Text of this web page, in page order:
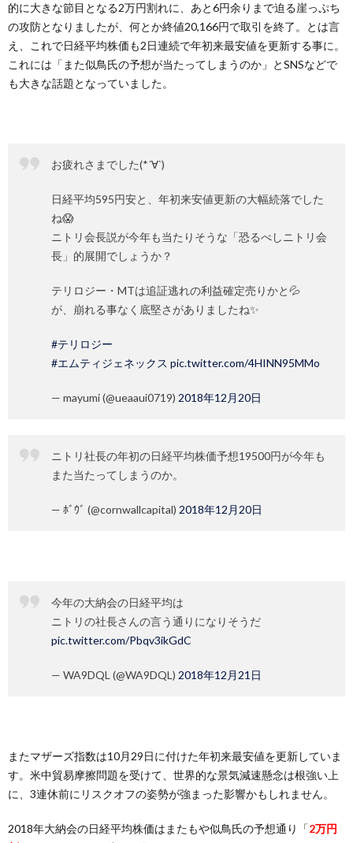
的に大きな節目となる2万円割れに、あと6円余りまで迫る崖っぷち
の攻防となりましたが、何とか終値20,166円で取引を終了。とは言
え、これで日経平均株価も2日連続で年初来最安値を更新する事に。
これには「また似鳥氏の予想が当たってしまうのか」とSNSなどで
も大きな話題となっていました。
お疲れさまでした(*´∀`)
日経平均595円安と、年初来安値更新の大幅続落でした
ね😱
ニトリ会長説が今年も当たりそうな「恐るべしニトリ会
長」的展開でしょうか？
テリロジー・MTは追証逃れの利益確定売りかと💦
が、崩れる事なく底堅さがありましたね✨
#テリロジー
#エムティジェネックス pic.twitter.com/4HINN95MMo
— mayumi (@ueaaui0719) 2018年12月20日
ニトリ社長の年初の日経平均株価予想19500円が今年も
また当たってしまうのか。
— ﾎﾞｳﾞ (@cornwallcapital) 2018年12月20日
今年の大納会の日経平均は
ニトリの社長さんの言う通りになりそうだ
pic.twitter.com/Pbqv3ikGdC
— WA9DQL (@WA9DQL) 2018年12月21日
またマザーズ指数は10月29日に付けた年初来最安値を更新していま
す。米中貿易摩擦問題を受けて、世界的な景気減速懸念は根強い上
に、3連休前にリスクオフの姿勢が強まった影響かもしれません。
2018年大納会の日経平均株価はまたもや似鳥氏の予想通り「2万円